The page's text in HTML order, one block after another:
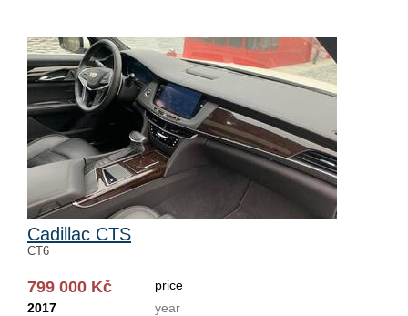
Cadillac CTS
CT6
799 000 Kč
price
2017
year